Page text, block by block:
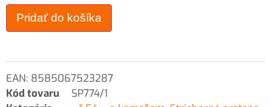
Pridať do košíka
EAN: 8585067523287
Kód tovaru
SP774/1